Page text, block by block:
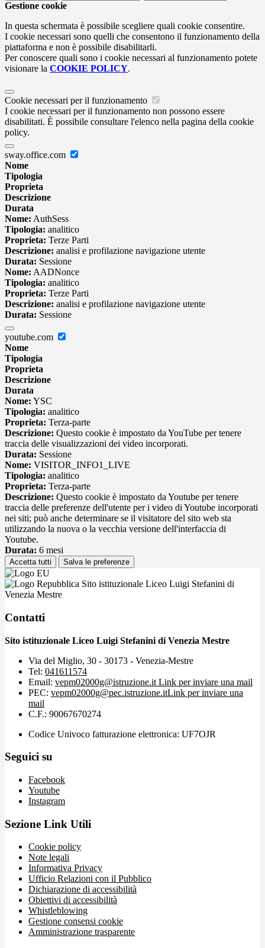
Gestione cookie
In questa schermata è possibile scegliere quali cookie consentire.
I cookie necessari sono quelli che consentono il funzionamento della
piattaforma e non è possibile disabilitarli.
Per conoscere quali sono i cookie necessari al funzionamento potete
visionare la COOKIE POLICY.
Cookie necessari per il funzionamento
I cookie necessari per il funzionamento non possono essere
disabilitati. È possibile consultare l'elenco nella pagina della cookie
policy.
sway.office.com
Nome
Tipologia
Proprieta
Descrizione
Durata
Nome: AuthSess
Tipologia: analitico
Proprieta: Terze Parti
Descrizione: analisi e profilazione navigazione utente
Durata: Sessione
Nome: AADNonce
Tipologia: analitico
Proprieta: Terze Parti
Descrizione: analisi e profilazione navigazione utente
Durata: Sessione
youtube.com
Nome
Tipologia
Proprieta
Descrizione
Durata
Nome: YSC
Tipologia: analitico
Proprieta: Terza-parte
Descrizione: Questo cookie è impostato da YouTube per tenere
traccia delle visualizzazioni dei video incorporati.
Durata: Sessione
Nome: VISITOR_INFO1_LIVE
Tipologia: analitico
Proprieta: Terza-parte
Descrizione: Questo cookie è impostato da Youtube per tenere
traccia delle preferenze dell'utente per i video di Youtube incorporati
nei siti; può anche determinare se il visitatore del sito web sta
utilizzando la nuova o la vecchia versione dell'interfaccia di
Youtube.
Durata: 6 mesi
Accetta tutti Salva le preferenze
Sito istituzionale Liceo Luigi Stefanini di
Venezia Mestre
Contatti
Sito istituzionale Liceo Luigi Stefanini di Venezia Mestre
Via del Miglio, 30 - 30173 - Venezia-Mestre
Tel: 041611574
Email: vepm02000g@istruzione.it Link per inviare una mail
PEC: vepm02000g@pec.istruzione.itLink per inviare una
mail
C.F.: 90067670274
Codice Univoco fatturazione elettronica: UF7OJR
Seguici su
Facebook
Youtube
Instagram
Sezione Link Utili
Cookie policy
Note legali
Informativa Privacy
Ufficio Relazioni con il Pubblico
Dichiarazione di accessibilità
Obiettivi di accessibilità
Whistleblowing
Gestione consensi cookie
Amministrazione trasparente